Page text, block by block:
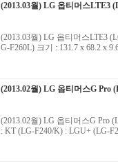
(2013.03월) LG 옵티머스LTE3
(2013.03월) LG 옵티머스LTE3
G-F260L) 크기 : 131.7 x 68.2 x
(2013.02월) LG 옵티머스G Pro
(2013.02월) LG 옵티머스G Pro
: KT (LG-F240/K) : LGU+ (LG-